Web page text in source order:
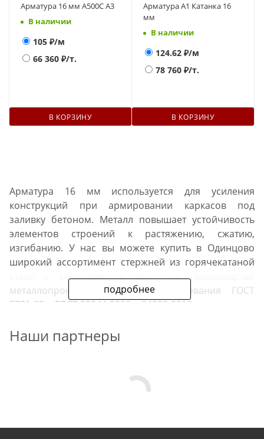
Арматура 16 мм А500С А3
В наличии
105 ₽/м
66 360 ₽/т.
В КОРЗИНУ
Арматура А1 Катанка 16
мм
В наличии
124.62 ₽/м
78 760 ₽/т.
В КОРЗИНУ
подробнее
Арматура 16 мм используется для усиления
конструкций при армировании каркасов под
заливку бетоном. Металл повышает устойчивость
элементов строений к растяжению, сжатию,
изгибанию. У нас вы можете купить в Одинцово
широкий ассортимент стержней из горячекатаной
стали с сечением 16 мм. При производстве
металлопроката учитываются требования ГОСТ
5781-82 и ГОСТ 52544-2006 и 34028-2016.
Продажа
Арматура 16 мм продается по розничным ценам и
оптом — по более низкой стоимости для крупных
16 мм со скидкой и сэкономить на строительстве.
Наши партнеры